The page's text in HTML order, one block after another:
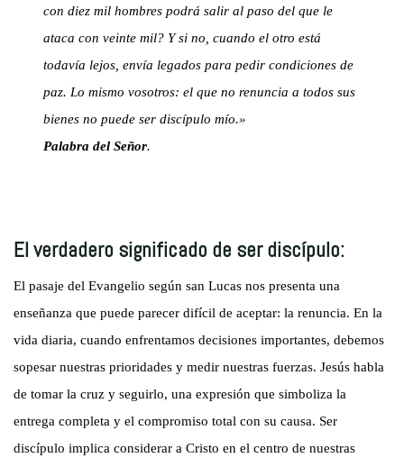
con diez mil hombres podrá salir al paso del que le
ataca con veinte mil? Y si no, cuando el otro está
todavía lejos, envía legados para pedir condiciones de
paz. Lo mismo vosotros: el que no renuncia a todos sus
bienes no puede ser discípulo mío.»
Palabra del Señor.
El verdadero significado de ser discípulo:
El pasaje del Evangelio según san Lucas nos presenta una
enseñanza que puede parecer difícil de aceptar: la renuncia. En la
vida diaria, cuando enfrentamos decisiones importantes, debemos
sopesar nuestras prioridades y medir nuestras fuerzas. Jesús habla
de tomar la cruz y seguirlo, una expresión que simboliza la
entrega completa y el compromiso total con su causa. Ser
discípulo implica considerar a Cristo en el centro de nuestras